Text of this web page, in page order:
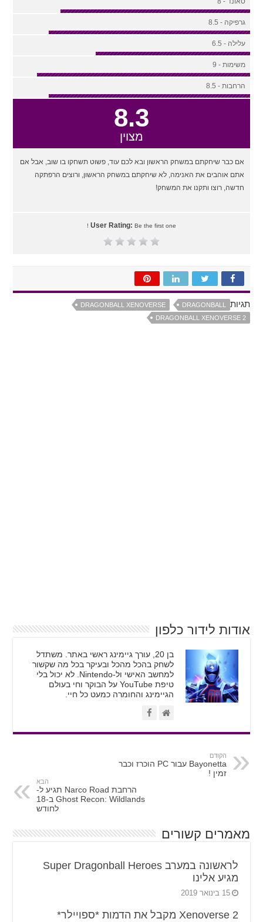
גרפיקה - 8.5
עלילה - 6.5
משימות - 9
הרחבות - 8.5
8.3
מצוין
אם כבר שיחקתם במשחק הראשון ובא לכם עוד, פשוט תשחקו בו שוב, אבל אם
אתם אוהבים את האנימה, לא שיחקתם במשחק הראשון, ורוצים הרפתקה
חדשה, רוצו ותקנו את המשחק!
User Rating:Be the first one !
תגיות DRAGONBALL
DRAGONBALL XENOVERSE
DRAGONBALL XENOVERSE 2
אודות לידור כלפון
בן 20, עורך גיימינג ראשי באתר. משתדל
לשחק בהכל מהכל ובעיקר בכל מה שקשור
למחשב האישי ול-Nintendo. לא יכול בלי
טיפת YouTube על הבוקר וחי בעולם
הגיימינג והחומרה כמעט כל חיי.
הקודם
Bayonetta עבור PC הוכרז וכבר
זמין !
הרחבת Narco Road תגיע ל-
Ghost Recon: Wildlands ב-18
לחודש
מאמרים קשורים
לראשונה במערב Super Dragonball Heroes
מגיע אלינו
15 בינואר 2019
Xenoverse 2 מקבל את הדמות *ספויילר*